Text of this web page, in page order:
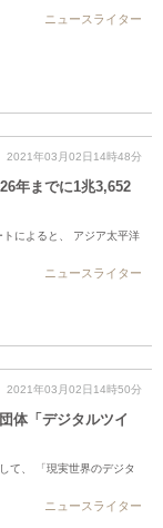
ニュースライター
2021年03月02日14時48分
年までに1兆3,652
によると、 アジア太平洋
ニュースライター
2021年03月02日14時50分
体「デジタルツイ
て、 「現実世界のデジタ
ニュースライター